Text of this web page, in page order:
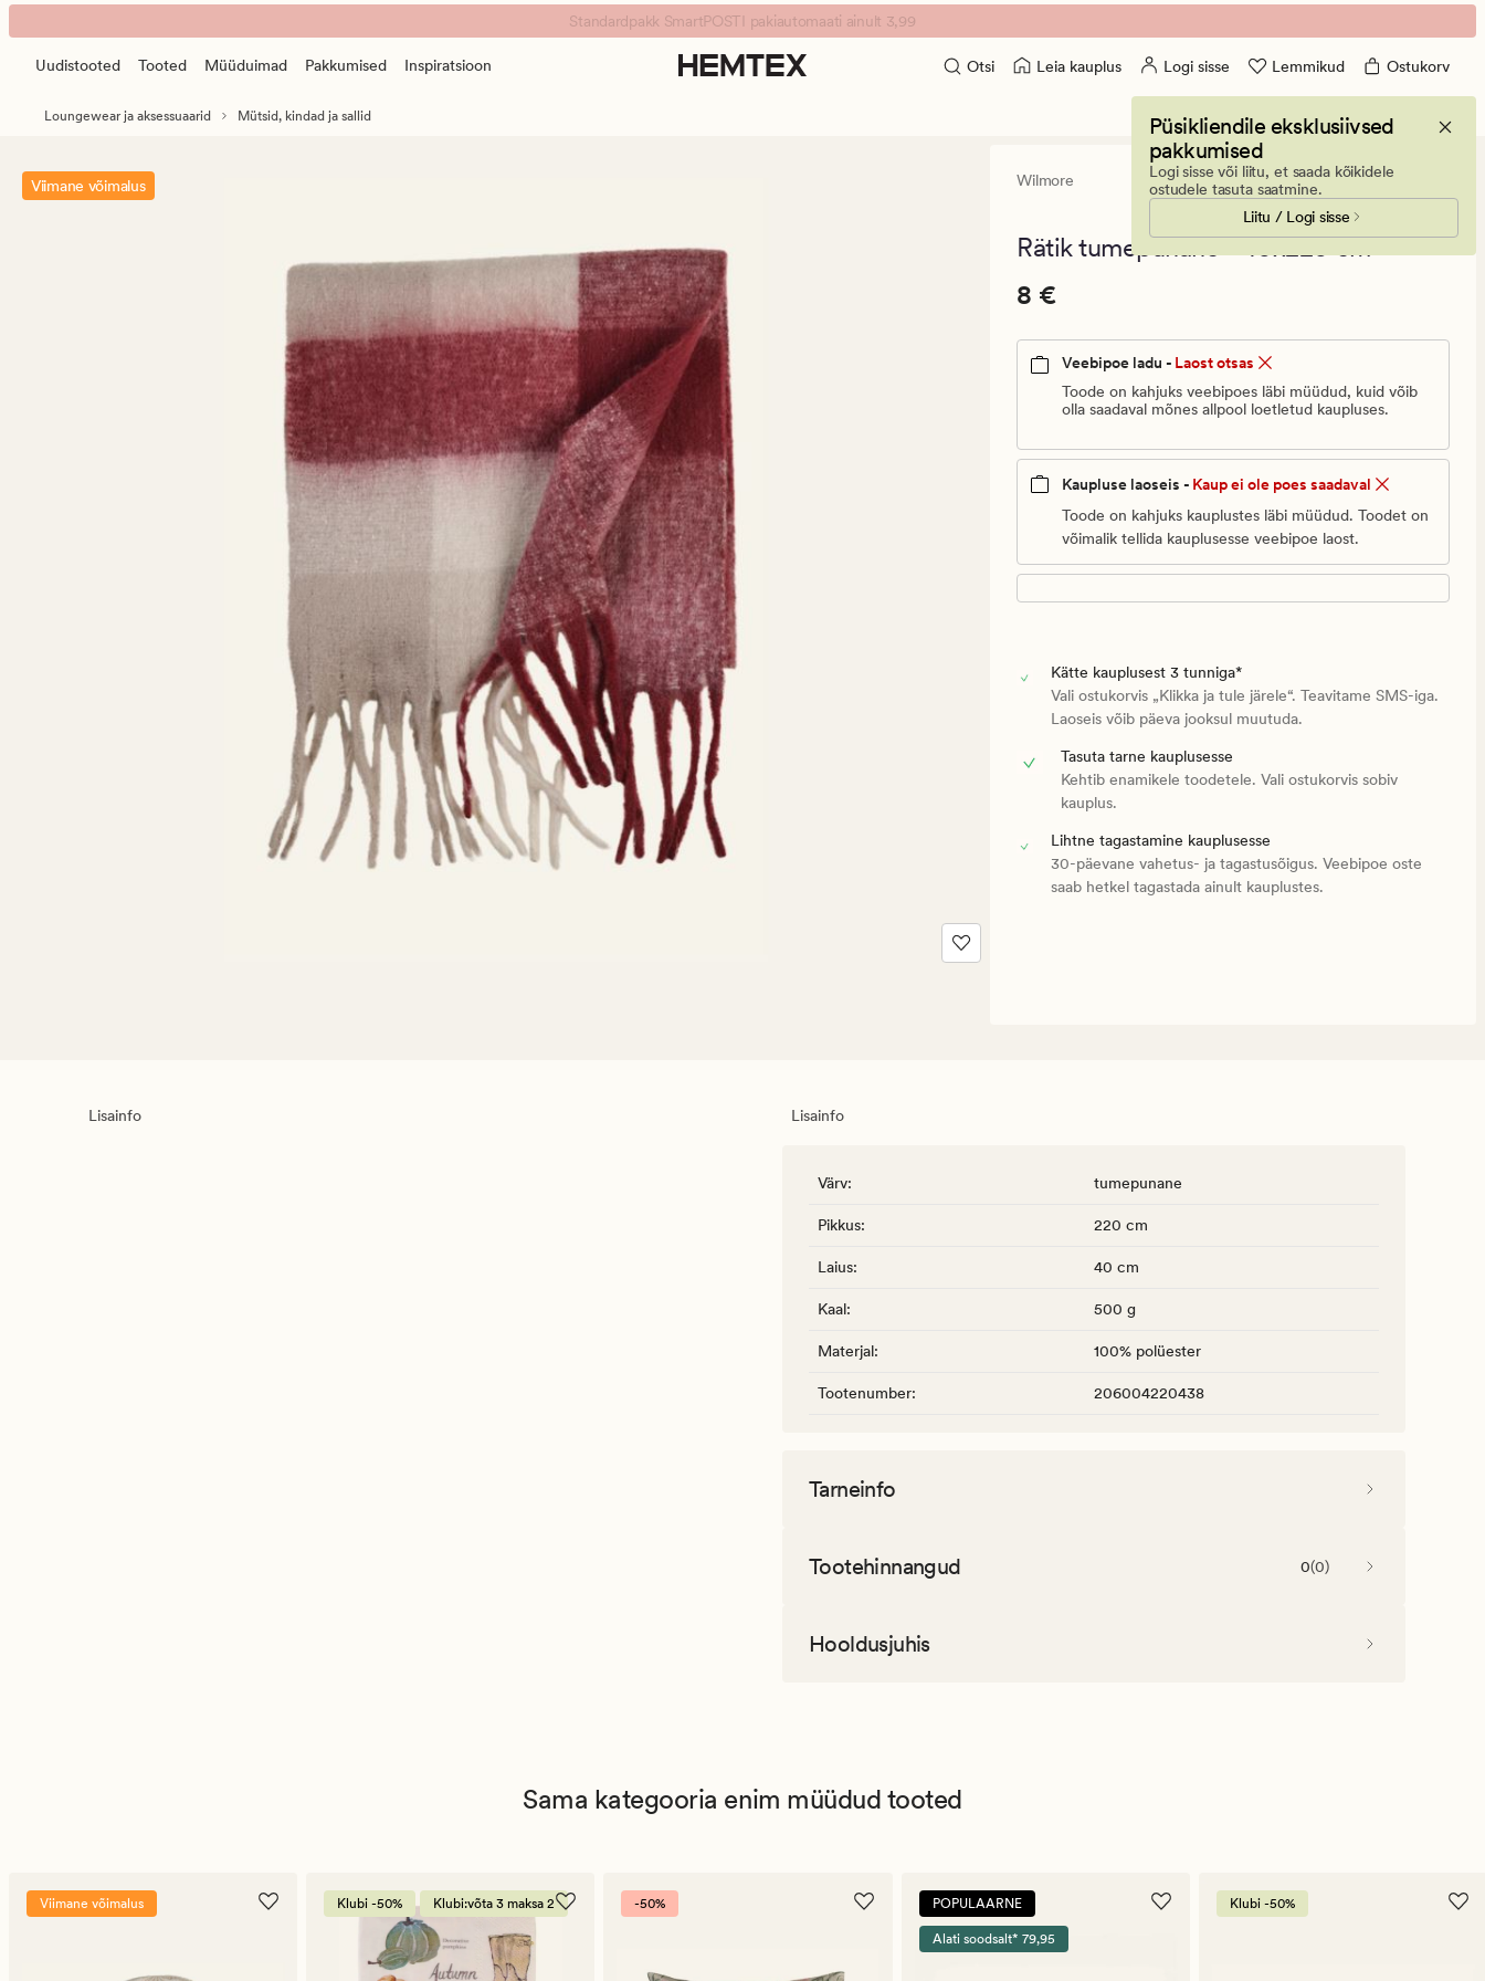
Wilmore
rätik
tumepunane
banner.
Press
Standardpakk SmartPOSTI pakiautomaati ainult 3,99
Uudistooted Tooted Müüduimad Pakkumised Inspiratsioon Otsi Leia kauplus Logi sisse Lemmikud Ostukorv
Püsikliendile eksklusiivsed
pakkumised
Logi sisse või liitu, et saada kõikidele
ostudele tasuta saatmine.
Liitu / Logi sisse
Loungewear ja aksessuaarid Mütsid, kindad ja sallid
Viimane võimalus Wilmore
arvustust
0
Rätik tumepunane - 40x220 cm
Pris_ee
€.
Vanlig
pris_ee
€
Pris_ee
8 €
Veebipoe ladu - Laost otsas
Toode on kahjuks veebipoes läbi müüdud, kuid võib
olla saadaval mõnes allpool loetletud kaupluses.
Kaupluse laoseis - Kaup ei ole poes saadaval
Toode on kahjuks kauplustes läbi müüdud. Toodet on
võimalik tellida kauplusesse veebipoe laost.
Kätte kauplusest 3 tunniga*
Vali ostukorvis „Klikka ja tule järele“. Teavitame SMS-iga.
Laoseis võib päeva jooksul muutuda.
Tasuta tarne kauplusesse
Kehtib enamikele toodetele. Vali ostukorvis sobiv
kauplus.
Lihtne tagastamine kauplusesse
30-päevane vahetus- ja tagastusõigus. Veebipoe oste
saab hetkel tagastada ainult kauplustes.
Lisainfo Lisainfo
Värv: tumepunane
Pikkus: 220 cm
Laius: 40 cm
Kaal: 500 g
Materjal: 100% polüester
Tootenumber: 206004220438
Tarneinfo
Tootehinnangud 0(0)
Hooldusjuhis
Sama kategooria enim müüdud tooted
Viimane võimalus Klubi -50% Klubi:võta 3 maksa 2 -50% POPULAARNE
Alati soodsalt* 79,95
Klubi -50%